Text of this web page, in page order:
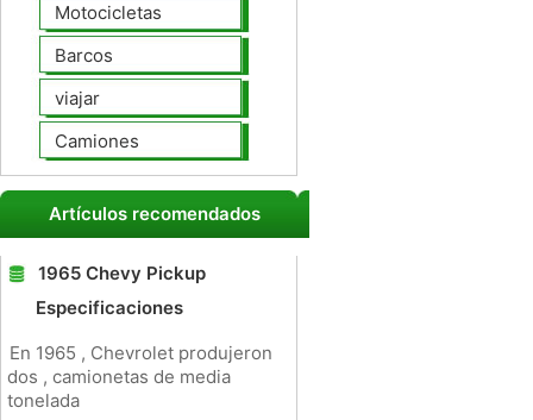
Motocicletas
Barcos
viajar
Camiones
Artículos recomendados
1965 Chevy Pickup
Especificaciones
En 1965 , Chevrolet produjeron
dos , camionetas de media
tonelada